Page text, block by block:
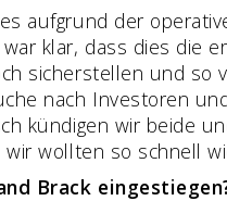
aufgrund der
klar, dass dies die
sicherstellen und so
nach Investoren
kündigen wir beide
wir wollten so schnell
Brack